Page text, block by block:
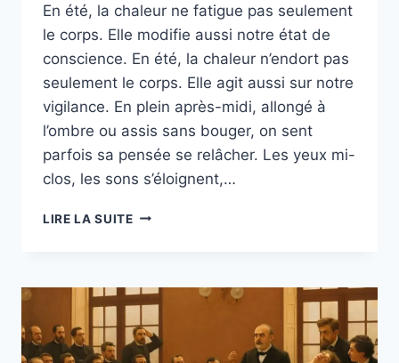
En été, la chaleur ne fatigue pas seulement
le corps. Elle modifie aussi notre état de
conscience. En été, la chaleur n’endort pas
seulement le corps. Elle agit aussi sur notre
vigilance. En plein après-midi, allongé à
l’ombre ou assis sans bouger, on sent
parfois sa pensée se relâcher. Les yeux mi-
clos, les sons s’éloignent,…
LIRE LA SUITE